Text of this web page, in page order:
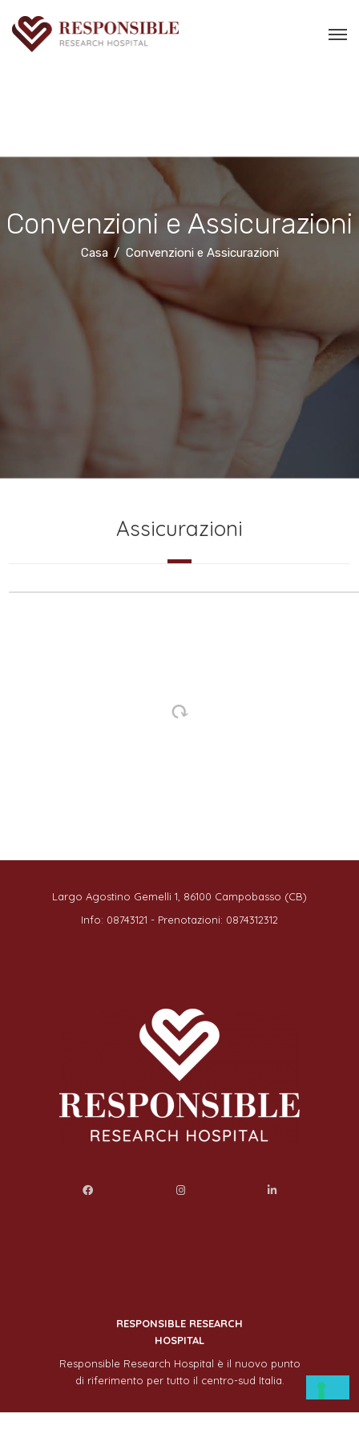
Convenzioni e Assicurazioni
Casa Convenzioni e Assicurazioni
Assicurazioni
Largo Agostino Gemelli 1, 86100 Campobasso (CB)
Info: 08743121 - Prenotazioni: 0874312312
RESPONSIBLE RESEARCH
HOSPITAL
Responsible Research Hospital è il nuovo punto
di riferimento per tutto il centro-sud Italia.